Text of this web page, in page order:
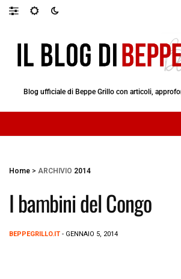
Blog ufficiale di Beppe Grillo con articoli,
Home > ARCHIVIO 2014
I bambini del Congo
BEPPEGRILLO.IT - GENNAIO 5, 2014